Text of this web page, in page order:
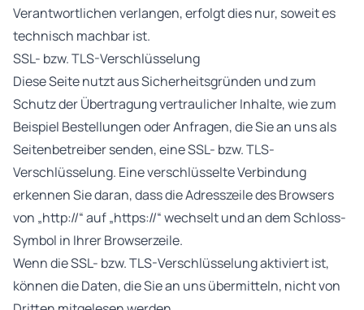
Verantwortlichen verlangen, erfolgt dies nur, soweit es
technisch machbar ist.
SSL- bzw. TLS-Verschlüsselung
Diese Seite nutzt aus Sicherheitsgründen und zum
Schutz der Übertragung vertraulicher Inhalte, wie zum
Beispiel Bestellungen oder Anfragen, die Sie an uns als
Seitenbetreiber senden, eine SSL- bzw. TLS-
Verschlüsselung. Eine verschlüsselte Verbindung
erkennen Sie daran, dass die Adresszeile des Browsers
von „http://“ auf „https://“ wechselt und an dem Schloss-
Symbol in Ihrer Browserzeile.
Wenn die SSL- bzw. TLS-Verschlüsselung aktiviert ist,
können die Daten, die Sie an uns übermitteln, nicht von